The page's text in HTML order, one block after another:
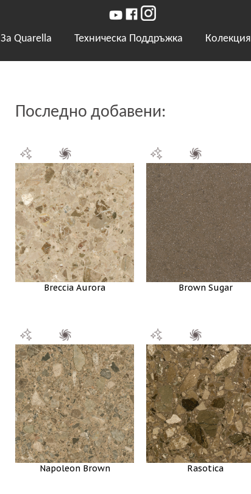
За Quarella Техническа Поддръжка Колекция
Последно добавени:
Breccia Aurora Brown Sugar
Napoleon Brown Rasotica